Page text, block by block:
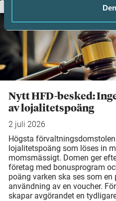
Nytt HFD-besked:
av lojalitetspoäng
2 juli 2026
Högsta
lojalitetspoäng som löses in
momsmässigt. Domen ger
företag med bonusprogram
poäng varken ska ses som
användning av en voucher.
skapar avgörandet en